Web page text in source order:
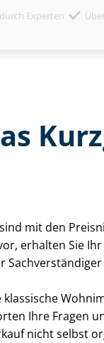
Experten
mit den
erhalten Sie
Ihre Fragen
nicht selbst